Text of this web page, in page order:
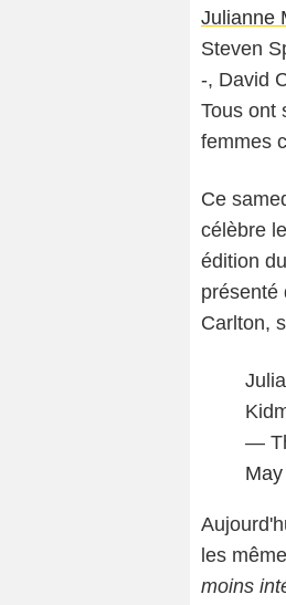
Julianne
Steven
-, David
Tous ont
femmes
Ce
célèbre
édition
présenté
Carlton,
—
les
moins